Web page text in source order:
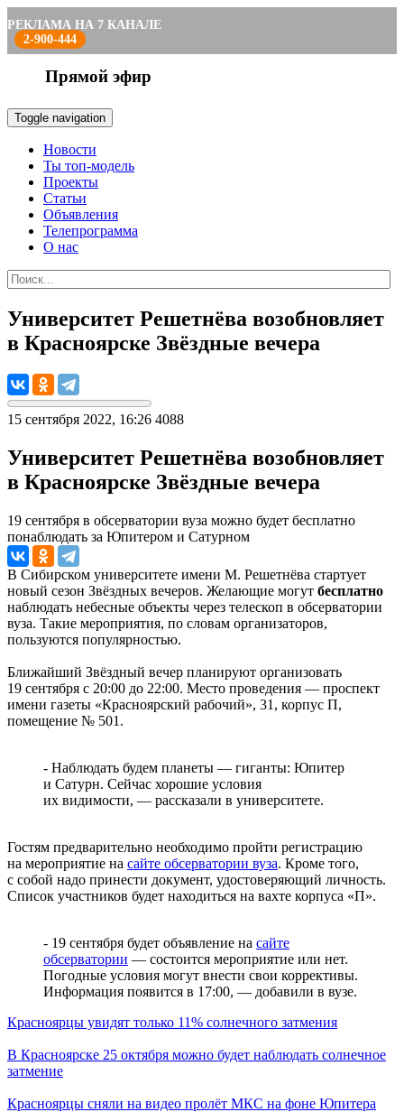
РЕКЛАМА НА 7 КАНАЛЕ
2-900-444
Прямой эфир
Toggle navigation
Новости
Ты топ-модель
Проекты
Статьи
Объявления
Телепрограмма
О нас
Университет Решетнёва возобновляет
в Красноярске Звёздные вечера
15 сентября 2022, 16:26 4088
Университет Решетнёва возобновляет
в Красноярске Звёздные вечера
19 сентября в обсерватории вуза можно будет бесплатно
понаблюдать за Юпитером и Сатурном
В Сибирском университете имени М. Решетнёва стартует
новый сезон Звёздных вечеров. Желающие могут бесплатно
наблюдать небесные объекты через телескоп в обсерватории
вуза. Такие мероприятия, по словам организаторов,
пользуются популярностью.
Ближайший Звёздный вечер планируют организовать
19 сентября с 20:00 до 22:00. Место проведения — проспект
имени газеты «Красноярский рабочий», 31, корпус П,
помещение № 501.
- Наблюдать будем планеты — гиганты: Юпитер
и Сатурн. Сейчас хорошие условия
их видимости, — рассказали в университете.
Гостям предварительно необходимо пройти регистрацию
на мероприятие на сайте обсерватории вуза. Кроме того,
с собой надо принести документ, удостоверяющий личность.
Список участников будет находиться на вахте корпуса «П».
- 19 сентября будет объявление на сайте
обсерватории — состоится мероприятие или нет.
Погодные условия могут внести свои коррективы.
Информация появится в 17:00, — добавили в вузе.
Красноярцы увидят только 11% солнечного затмения
В Красноярске 25 октября можно будет наблюдать солнечное
затмение
Красноярцы сняли на видео пролёт МКС на фоне Юпитера